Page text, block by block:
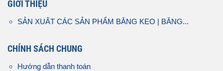
GIỚI THIỆU
SẢN XUẤT CÁC SẢN PHẨM BĂNG KEO | BĂNG...
CHÍNH SÁCH CHUNG
Hướng dẫn thanh toán